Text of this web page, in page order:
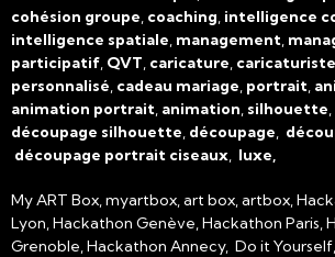
cohésion groupe, coaching, intelligence
intelligence spatiale, management,
participatif, QVT, caricature, caricaturiste
personnalisé, cadeau mariage, portrait,
animation portrait, animation, silhouette,
découpage silhouette, découpage,
découpage portrait ciseaux, luxe,
My ART Box, myartbox, art box, artbox,
Lyon, Hackathon Genève, Hackathon Paris,
Grenoble, Hackathon Annecy, Do it